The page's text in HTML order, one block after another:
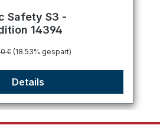
Bewertung von 4.75 von 5
Safety S3 -
14394
Preis:
€ (18.53% gespart)
Details